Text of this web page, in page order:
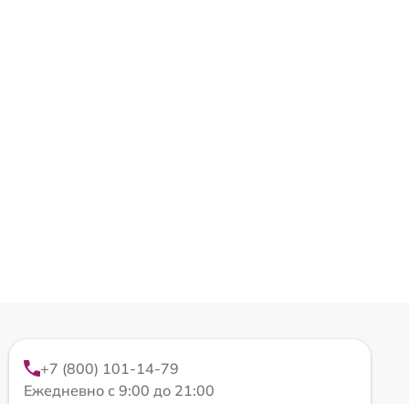
+7 (800) 101-14-79
Ежедневно с 9:00 до 21:00